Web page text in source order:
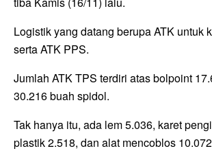
Logistik yang datang berupa ATK untuk
serta ATK PPS.
Jumlah ATK TPS terdiri atas bolpoint
30.216 buah spidol.
Tak hanya itu, ada lem 5.036, karet
plastik 2.518, dan alat mencoblos